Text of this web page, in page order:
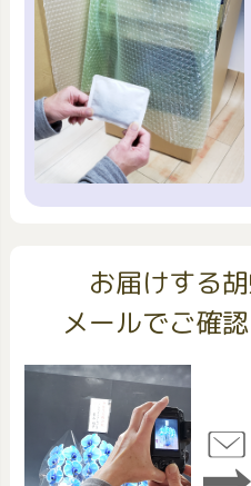
お届けする
メールでご確